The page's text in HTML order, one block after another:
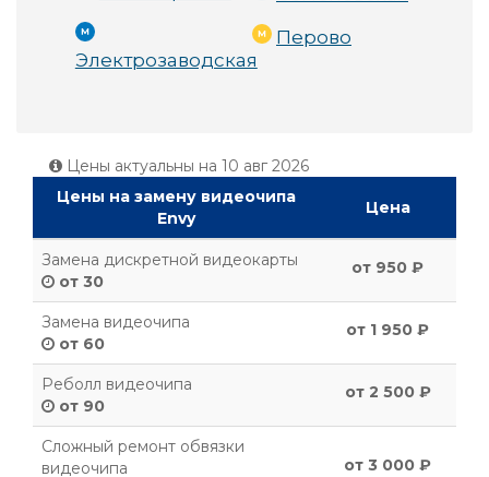
Электрозаводская
Перово
Цены актуальны на 10 авг 2026
Цены на замену видеочипа
Envy
Цена
Замена дискретной видеокарты
от 30
от 950 ₽
Замена видеочипа
от 60
от 1 950 ₽
Реболл видеочипа
от 90
от 2 500 ₽
Сложный ремонт обвязки
видеочипа
от 3 000 ₽